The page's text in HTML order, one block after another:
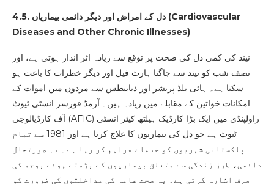
4.5. دل کے امراض اور دیگر دائمی بیماریاں (Cardiovascular
Diseases and Other Chronic Illnesses)
نیند کی کمی دل کی صحت پر توقع سے زیادہ اثر انداز ہوتی ہے، اور
نصف شب کو نیند سے جاگنا ہارٹ فیل اور دیگر خطرات کا باعث ہو
سکتا ہے۔ ہائی بلڈ پریشر اور ذیابیطس سے مردوں میں اموات کے
امکانات خواتین کے مقابلے میں زیادہ ہیں۔ آرمڈ فورسز انسٹی ٹیوٹ
آف کارڈیالوجی (AFIC) راولپنڈی میں ایک بڑا کارڈیک ہیلتھ کیئر انسٹی
ٹیوٹ ہے جو دل کی بیماریوں کا علاج کرتا ہے اور 1981 سے تمام
پاکستانی شہریوں کو خدمات فراہم کر رہا ہے۔ یہ صورتحال
دائمی، طرز زندگی سے متعلق بیماریوں کے بڑھتے ہوئے بوجھ کی
طرف اشارہ کرتی ہے۔ یہ صحت عامہ کی مداخلتوں کی ضرورت کو